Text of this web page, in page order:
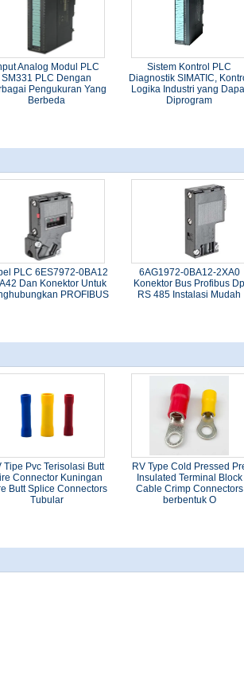
Analog Modul PLC
SM331 PLC Dengan
Pengukuran Yang
Berbeda
Sistem Kontrol PLC
Diagnostik SIMATIC,
Logika Industri yang
Diprogram
PLC 6ES7972-0BA12
Dan Konektor Untuk
PROFIBUS
6AG1972-0BA12-2XA0
Konektor Bus Profibus Dp
RS 485 Instalasi Mudah
Tipe Pvc Terisolasi Butt
Connector Kuningan
Butt Splice Connectors
Tubular
RV Type Cold Pressed
Insulated Terminal Block
Cable Crimp Connectors
berbentuk O